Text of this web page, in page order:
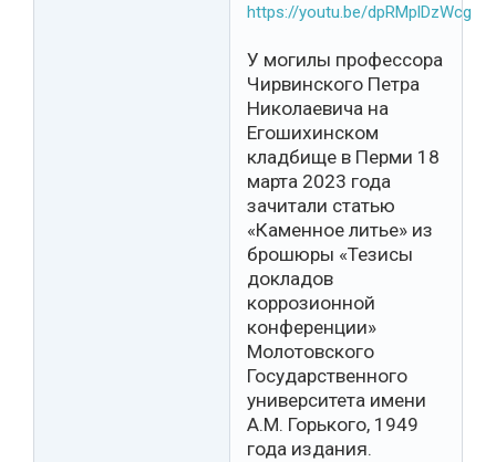
https://youtu.be/dpRMplDzWcg
У могилы профессора
Чирвинского Петра
Николаевича на
Егошихинском
кладбище в Перми 18
марта 2023 года
зачитали статью
«Каменное литье» из
брошюры «Тезисы
докладов
коррозионной
конференции»
Молотовского
Государственного
университета имени
А.М. Горького, 1949
года издания.